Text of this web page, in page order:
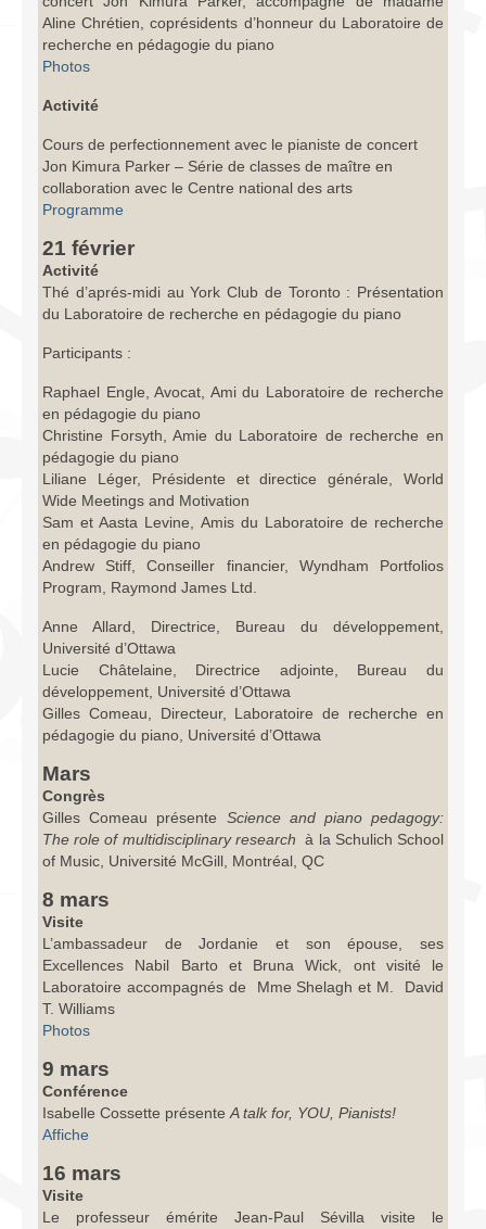
Aline Chrétien, coprésidents d’honneur du Laboratoire de
recherche en pédagogie du piano
Photos
Activité
Cours de perfectionnement avec le pianiste de concert
Jon Kimura Parker – Série de classes de maître en
collaboration avec le Centre national des arts
Programme
21 février
Activité
Thé d’aprés-midi au York Club de Toronto : Présentation
du Laboratoire de recherche en pédagogie du piano
Participants :
Raphael Engle, Avocat, Ami du Laboratoire de recherche
en pédagogie du piano
Christine Forsyth, Amie du Laboratoire de recherche en
pédagogie du piano
Liliane Léger, Présidente et directice générale, World
Wide Meetings and Motivation
Sam et Aasta Levine, Amis du Laboratoire de recherche
en pédagogie du piano
Andrew Stiff, Conseiller financier, Wyndham Portfolios
Program, Raymond James Ltd.
Anne Allard, Directrice, Bureau du développement,
Université d’Ottawa
Lucie Châtelaine, Directrice adjointe, Bureau du
développement, Université d’Ottawa
Gilles Comeau, Directeur, Laboratoire de recherche en
pédagogie du piano, Université d’Ottawa
Mars
Congrès
Gilles Comeau présente Science and piano pedagogy:
The role of multidisciplinary researchà la Schulich School
of Music, Université McGill, Montréal, QC
8 mars
Visite
L’ambassadeur de Jordanie et son épouse, ses
Excellences Nabil Barto et Bruna Wick, ont visité le
Laboratoire accompagnés de Mme Shelagh et M. David
T. Williams
Photos
9 mars
Conférence
Isabelle Cossette présenteA talk for, YOU, Pianists!
Affiche
16 mars
Visite
Le professeur émérite Jean-Paul Sévilla visite le